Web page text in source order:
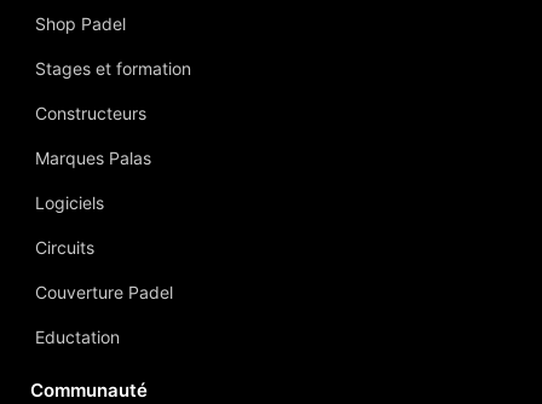
Shop Padel
Stages et formation
Constructeurs
Marques Palas
Logiciels
Circuits
Couverture Padel
Eductation
Communauté